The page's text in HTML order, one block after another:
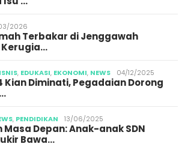
2026
Terbakar di Jenggawah
, EDUKASI, EKONOMI, NEWS 04/12/2025
Kian Diminati, Pegadaian Dorong
, PENDIDIKAN 13/06/2025
Masa Depan: Anak-anak SDN
Bawa…